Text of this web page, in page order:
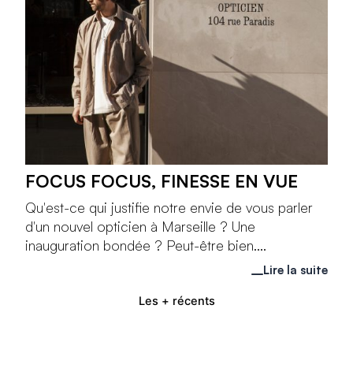
Les + récents
FOCUS FOCUS, FINESSE EN VUE
Qu'est-ce qui justifie notre envie de vous parler
d'un nouvel opticien à Marseille ? Une
inauguration bondée ? Peut-être bien....
Lire la suite